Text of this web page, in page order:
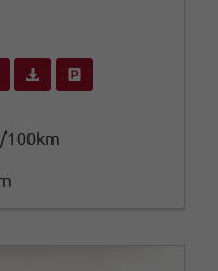
Wir rufen Sie anFahrzeugexposé (PDF)
100km